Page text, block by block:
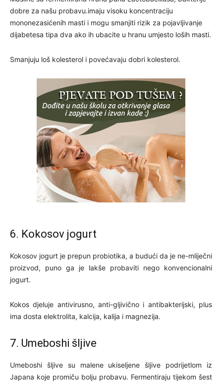
dobre za našu probavu.imaju visoku koncentraciju
mononezasićenih masti i mogu smanjiti rizik za pojavljivanje
dijabetesa tipa dva ako ih ubacite u hranu umjesto loših masti.
Smanjuju loš kolesterol i povećavaju dobri kolesterol.
6. Kokosov jogurt
Kokosov jogurt je prepun probiotika, a budući da je ne-mliječni
proizvod, puno ga je lakše probaviti nego konvencionalni
jogurt.
Kokos djeluje antivirusno, anti-gljivično i antibakterijski, plus
ima dosta elektrolita, kalcija, kalija i magnezija.
7. Umeboshi šljive
Umeboshi šljive su malene ukiseljene šljive podrijetlom iz
Japana koje promiču bolju probavu. Fermentiraju tijekom šest